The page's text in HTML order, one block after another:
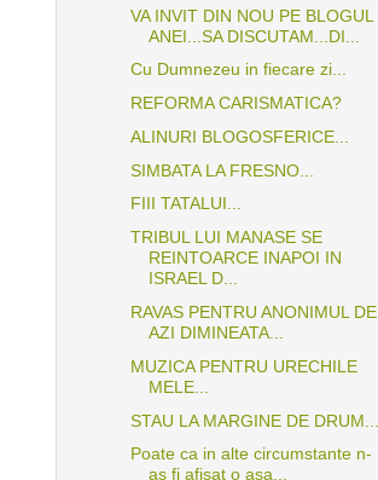
VA INVIT DIN NOU PE BLOGUL
ANEI...SA DISCUTAM...DI...
Cu Dumnezeu in fiecare zi...
REFORMA CARISMATICA?
ALINURI BLOGOSFERICE...
SIMBATA LA FRESNO...
FIII TATALUI...
TRIBUL LUI MANASE SE
REINTOARCE INAPOI IN
ISRAEL D...
RAVAS PENTRU ANONIMUL DE
AZI DIMINEATA...
MUZICA PENTRU URECHILE
MELE...
STAU LA MARGINE DE DRUM...
Poate ca in alte circumstante n-
as fi afisat o asa...